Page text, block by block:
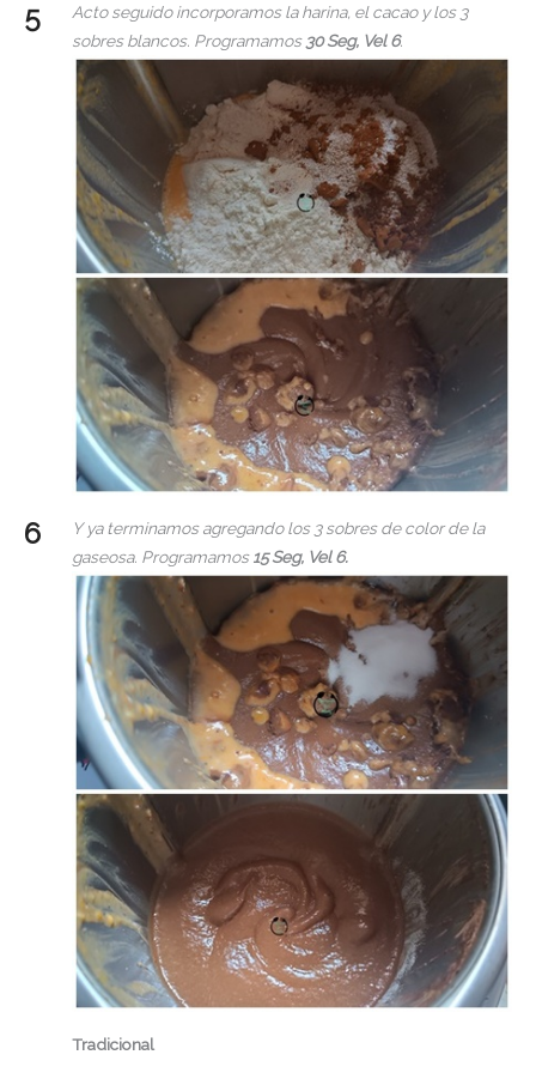
Acto seguido incorporamos la harina, el cacao y los 3
sobres blancos. Programamos30 Seg, Vel 6.
Y ya terminamos agregando los 3 sobres de color de la
gaseosa. Programamos15 Seg, Vel 6.
Tradicional